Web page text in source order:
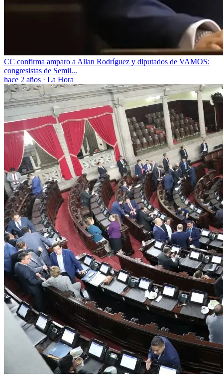
CC confirma amparo a Allan Rodríguez y diputados de VAMOS:
congresistas de Semil...
hace 2 años · La Hora